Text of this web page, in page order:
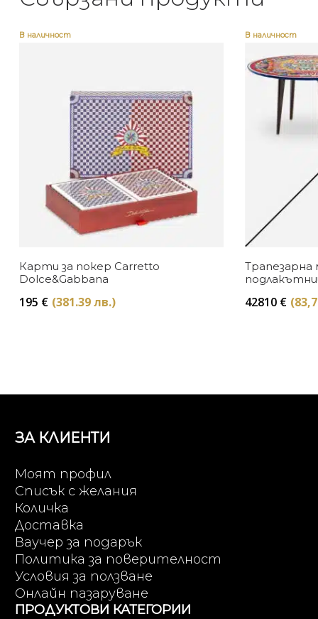
В наличност
Карти за покер Carretto
Dolce&Gabbana
195 € (381.39 лв.)
В наличност
Трапезарна
42810 €
ЗА КЛИЕНТИ
Моят профил
Списък с желания
Количка
Доставка
Ваучер за подарък
Политика за поверителност
Условия за ползване
Онлайн пазаруване
ПРОДУКТОВИ КАТЕГОРИИ